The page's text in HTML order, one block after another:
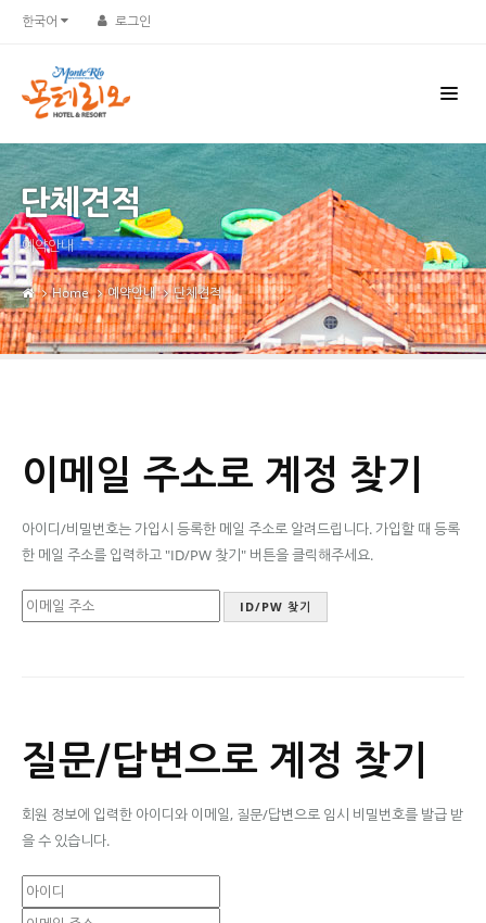
한국어 로그인
단체견적
예약안내
Home 예약안내 단체견적
이메일 주소로 계정 찾기
아이디/비밀번호는 가입시 등록한 메일 주소로 알려드립니다. 가입할 때 등록
한 메일 주소를 입력하고 "ID/PW 찾기" 버튼을 클릭해주세요.
질문/답변으로 계정 찾기
회원 정보에 입력한 아이디와 이메일, 질문/답변으로 임시 비밀번호를 발급 받
을 수 있습니다.